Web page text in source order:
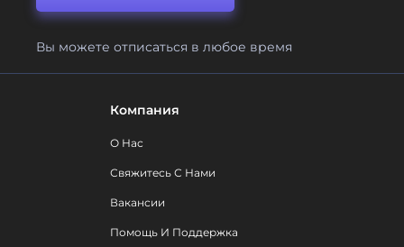
Вы можете отписаться в любое время
Компания
О Нас
Свяжитесь С Нами
Вакансии
Помощь И Поддержка